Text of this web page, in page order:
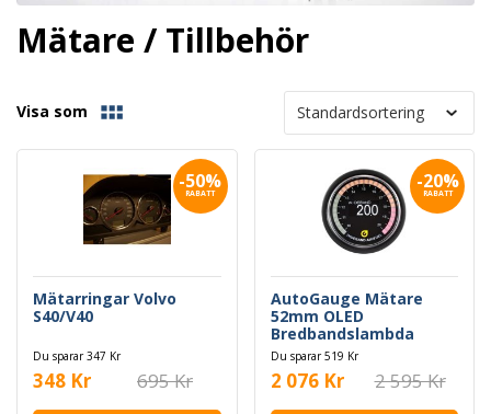
Mätare / Tillbehör
Visa som
-50%
RABATT
Mätarringar Volvo
S40/V40
Du sparar 347 Kr
348 Kr 695 Kr
-20%
RABATT
AutoGauge Mätare
52mm OLED
Bredbandslambda
Bosch 4.9
Du sparar 519 Kr
2 076 Kr 2 595 Kr